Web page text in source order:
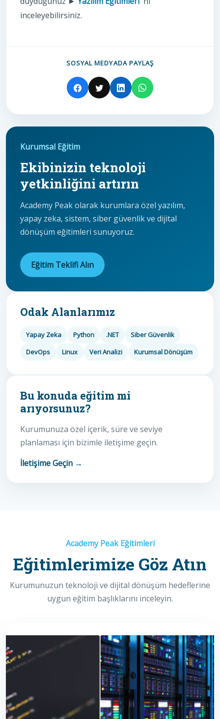
inceleyebilirsiniz.
SOSYAL MEDYADA PAYLAŞ
Kurumsal Eğitim
Ekibinizin teknoloji
yetkinliğini artırın
Academy Peak olarak kurumlara özel yazılım,
yapay zeka, sistem, siber güvenlik ve dijital
dönüşüm eğitimleri sunuyoruz.
Eğitim Teklifi Alın
Odak Alanlarımız
Yapay Zeka Python .NET
Siber Güvenlik
DevOps
Linux Veri Analizi Kurumsal Dönüşüm
Bu konuda eğitim mi
arıyorsunuz?
Kurumunuza özel içerik, süre ve seviye
planlaması için bizimle iletişime geçin.
İletişime Geçin →
Academy Peak Eğitimleri
Eğitimlerimize Göz Atın
Kurumunuzun teknoloji ve dijital dönüşüm hedeflerine
uygun eğitim başlıklarını inceleyin.